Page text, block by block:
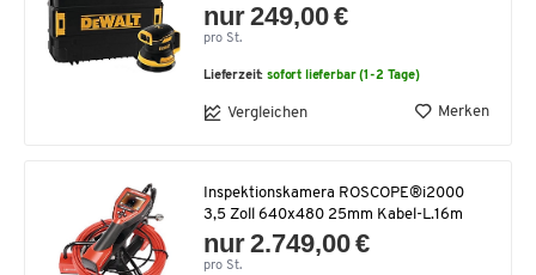
nur 249,00 €
pro St.
Lieferzeit:sofort lieferbar (1-2 Tage)
Vergleichen Merken
Inspektionskamera ROSCOPE®i2000
3,5 Zoll 640x480 25mm Kabel-L.16m
nur 2.749,00 €
pro St.